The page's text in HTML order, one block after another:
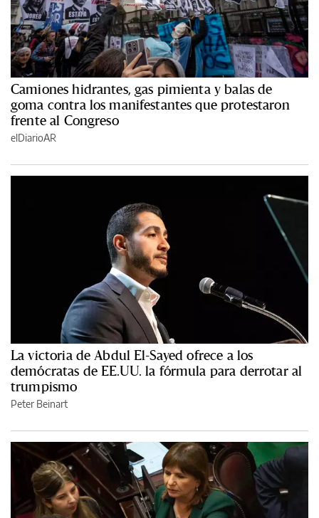
Camiones hidrantes, gas pimienta y balas de
goma contra los manifestantes que protestaron
frente al Congreso
elDiarioAR
La victoria de Abdul El-Sayed ofrece a los
demócratas de EE.UU. la fórmula para derrotar al
trumpismo
Peter Beinart